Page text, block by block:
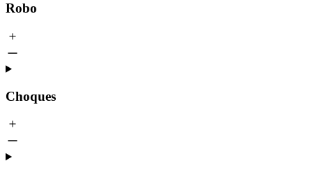
Robo
Choques